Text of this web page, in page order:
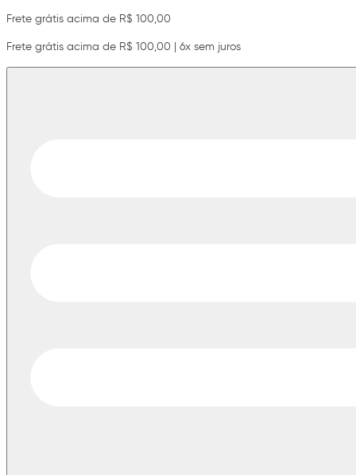
Frete grátis acima de R$ 100,00
Frete grátis acima de R$ 100,00 | 6x sem juros